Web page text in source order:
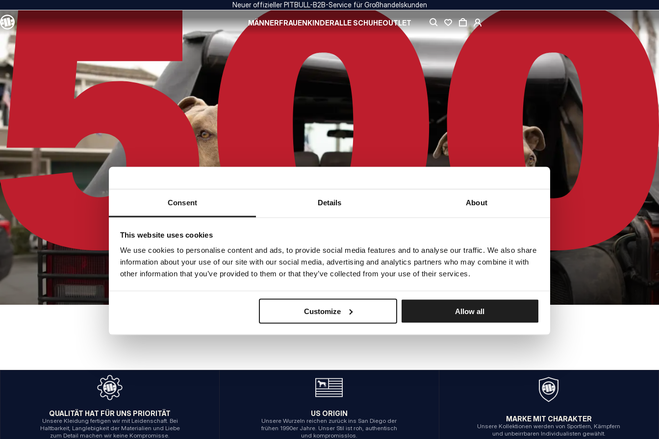
Consent Details About
This website uses cookies
We use cookies to personalise content and ads, to provide social media features and to analyse our traffic. We also share
information about your use of our site with our social media, advertising and analytics partners who may combine it with
other information that you’ve provided to them or that they’ve collected from your use of their services.
Customize Allow all
Neuer offizieller PITBULL-B2B-Service für Großhandelskunden
MÄNNERFRAUENKINDERALLE SCHUHEOUTLET
INTERNER SERVERFEHLER
ZURÜCK ZUR STARTSEITE
QUALITÄT HAT FÜR UNS PRIORITÄT
Unsere Kleidung fertigen wir mit Leidenschaft. Bei
Haltbarkeit, Langlebigkeit der Materialien und Liebe
zum Detail machen wir keine Kompromisse.
US ORIGIN
Unsere Wurzeln reichen zurück ins San Diego der
frühen 1990er Jahre. Unser Stil ist roh, authentisch
und kompromisslos.
MARKE MIT CHARAKTER
Unsere Kollektionen werden von Sportlern, Kämpfern
und unbeirrbaren Individualisten gewählt.